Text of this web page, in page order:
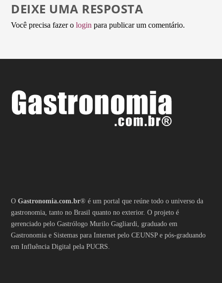
DEIXE UMA RESPOSTA
Você precisa fazer ologin para publicar um comentário.
OGastronomia.com.br® é um portal que reúne todo o universo da
gastronomia, tanto no Brasil quanto no exterior. O projeto é
gerenciado pelo Gastrólogo Murilo Gagliardi, graduado em
Gastronomia e Sistemas para Internet pelo CEUNSP e pós-graduando
em Influência Digital pela PUCRS.